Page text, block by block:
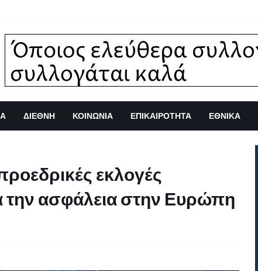
ΔΙΕΘΝΗ ΚΟΙΝΩΝΙΑ ΕΠΙΚΑΙΡΟΤΗΤΑ ΕΘΝΙΚΑ
εκλογές
την ασφάλεια στην Ευρώπη